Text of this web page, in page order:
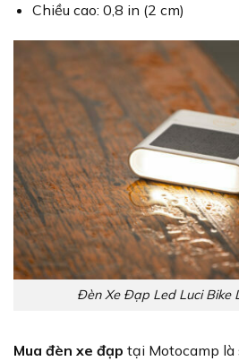
Chiều cao: 0,8 in (2 cm)
Đèn Xe Đạp Led Luci Bike
Mua đèn xe đạp tại Motocamp